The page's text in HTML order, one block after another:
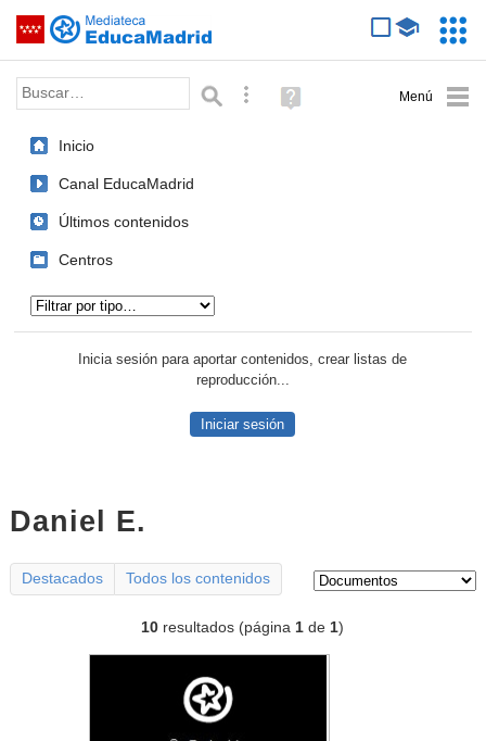
Saltar navegación
Palabra o frase: Búsqueda avanzada
Ayuda
(en
Inicio
Canal EducaMadrid
Últimos contenidos
Centros
Inicia sesión para aportar contenidos, crear listas de
reproducción...
Iniciar sesión
Daniel E.
Destacados Todos los contenidos Tipo de contenido:
10 resultados (página1 de1)